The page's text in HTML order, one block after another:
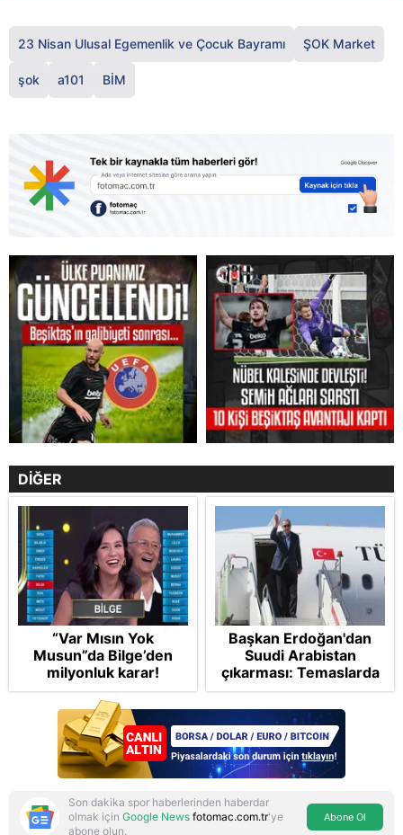
23 Nisan Ulusal Egemenlik ve Çocuk Bayramı ŞOK Market
şok a101 BİM
DİĞER
“Var Mısın Yok
Musun”da Bilge’den
milyonluk karar!
Başkan Erdoğan'dan
Suudi Arabistan
çıkarması: Temaslarda
bulunacak
Son dakika spor haberlerinden haberdar
olmak için Google News fotomac.com.tr'ye
abone olun.
Abone Ol